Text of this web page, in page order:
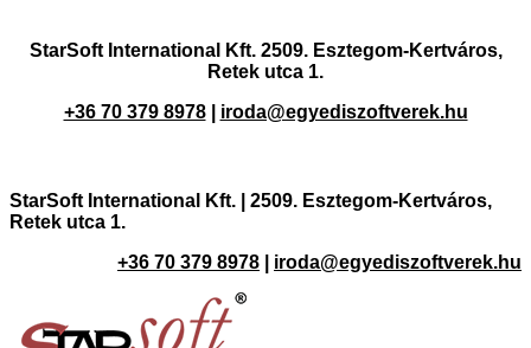
StarSoft International Kft. 2509. Esztegom-Kertváros,
Retek utca 1.
+36 70 379 8978| iroda@egyediszoftverek.hu
StarSoft International Kft. | 2509. Esztegom-Kertváros,
Retek utca 1.
+36 70 379 8978
iroda@egyediszoftverek.hu